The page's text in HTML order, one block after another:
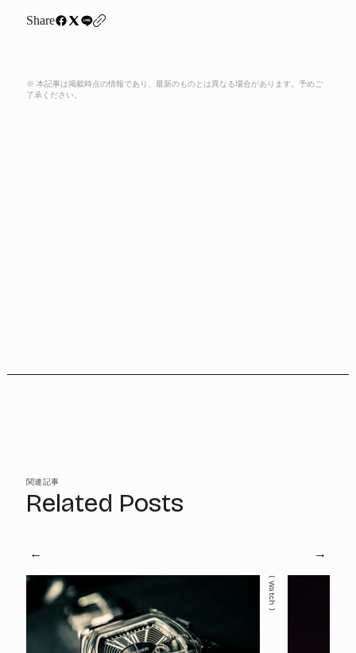
Share
※ 本記事は掲載時点の情報であり、最新のものとは異なる場合があります。予めご
了承ください。
関連記事
Related Posts
Watch